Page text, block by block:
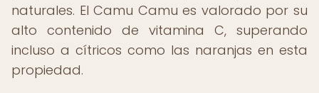
naturales. El Camu Camu es valorado por su
alto contenido de vitamina C, superando
incluso a cítricos como las naranjas en esta
propiedad.